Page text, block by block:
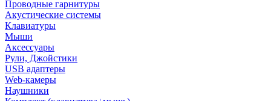
Проводные гарнитуры
Акустические системы
Клавиатуры
Мыши
Аксессуары
Рули, Джойстики
USB адаптеры
Web-камеры
Наушники